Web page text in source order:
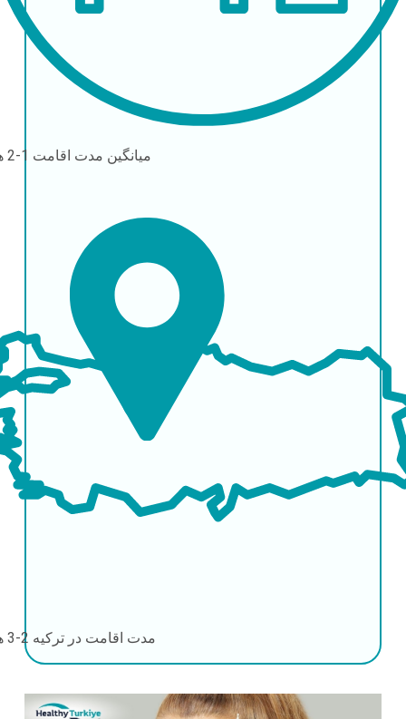
میانگین مدت اقامت 1-2 هفته
مدت اقامت در ترکیه 2-3 هفته